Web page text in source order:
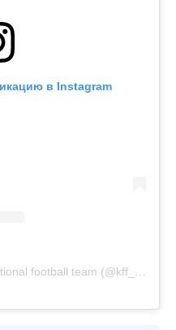
в Instagram